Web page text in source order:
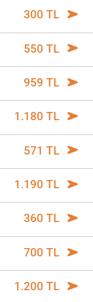
300 TL
550 TL
959 TL
1.180 TL
571 TL
1.190 TL
360 TL
700 TL
1.200 TL